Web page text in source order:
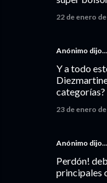
22 de enero de
Anónimo dijo…
Y a todo
categorías?
23 de enero de
Anónimo dijo…
Perdón!
principales